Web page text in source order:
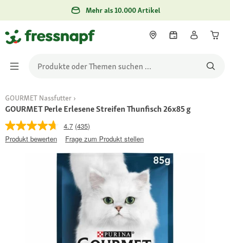
Mehr als 10.000 Artikel
GOURMET Nassfutter
GOURMET Perle Erlesene Streifen Thunfisch 26x85 g
4.7 (435)
Produkt bewerten
Frage zum Produkt stellen